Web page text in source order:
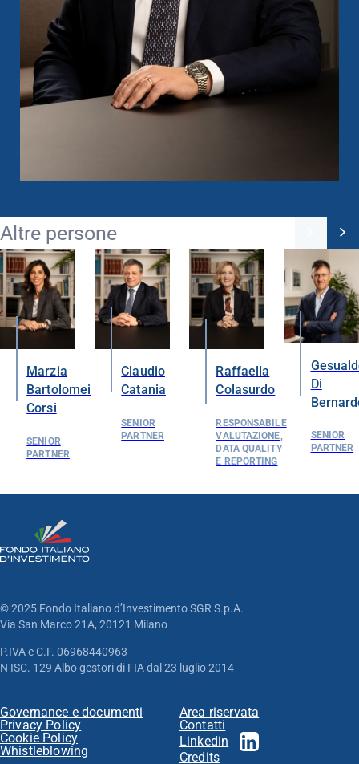
Altre persone
Marzia
Bartolomei
Corsi
SENIOR
PARTNER
Claudio
Catania
SENIOR
PARTNER
Raffaella
Colasurdo
RESPONSABILE
VALUTAZIONE,
DATA QUALITY
E REPORTING
Di
SENIOR
PARTNER
© 2025 Fondo Italiano d’Investimento SGR S.p.A.
Via San Marco 21A, 20121 Milano
P.IVA e C.F. 06968440963
N ISC. 129 Albo gestori di FIA dal 23 luglio 2014
Governance e documenti
Privacy Policy
Cookie Policy
Whistleblowing
Area riservata
Contatti
Linkedin
Credits